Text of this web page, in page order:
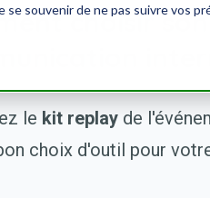
se souvenir de ne pas suivre vos
choisir son
le kit replay de
choix d'outil pour